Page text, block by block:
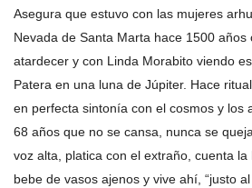
Asegura que estuvo con las mujeres
Nevada de Santa Marta hace 1500 años
atardecer y con Linda Morabito viendo
Patera en una luna de Júpiter. Hace
en perfecta sintonía con el cosmos y los
68 años que no se cansa, nunca se
voz alta, platica con el extraño, cuenta la
bebe de vasos ajenos y vive ahí, “justo